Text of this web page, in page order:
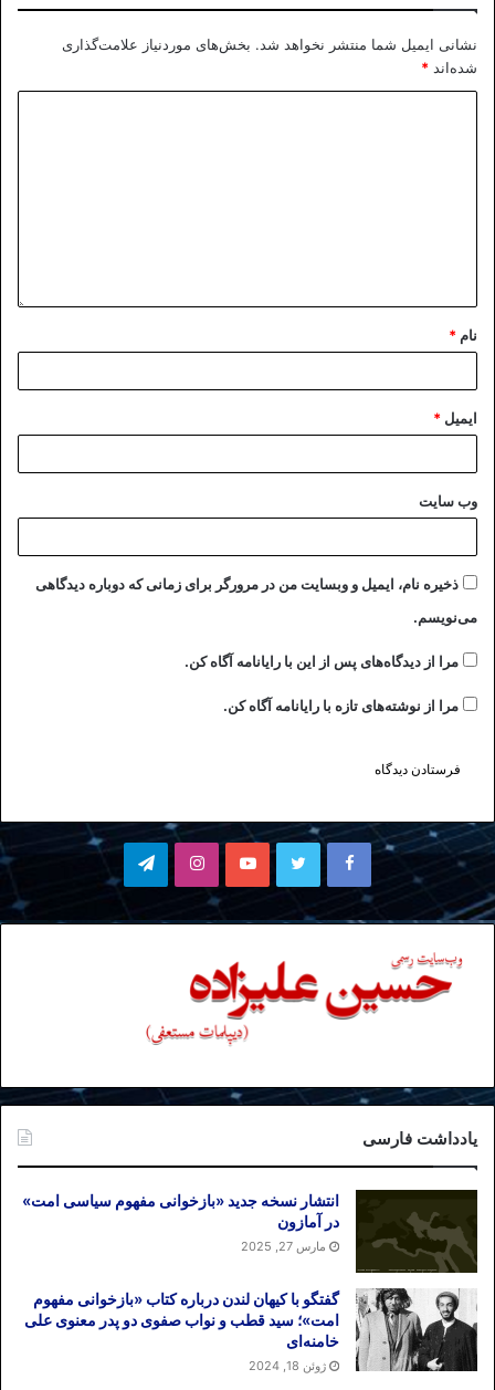
نشانی ایمیل شما منتشر نخواهد شد. بخش‌های موردنیاز علامت‌گذاری
شده‌اند *
نام *
ایمیل *
وب‌ سایت
ذخیره نام، ایمیل و وبسایت من در مرورگر برای زمانی که دوباره دیدگاهی
می‌نویسم.
مرا از دیدگاه‌های پس از این با رایانامه آگاه کن.
مرا از نوشته‌های تازه با رایانامه آگاه کن.
فیسبوک توییتر یوتیوباینستاگرامتلگرام
یادداشت فارسی
انتشار نسخه جدید «بازخوانی مفهوم سیاسی امت»
در آمازون
مارس 27, 2025
گفتگو با کیهان لندن درباره کتاب «بازخوانی مفهوم
امت»؛ سید قطب و نواب صفوی دو پدر معنوی علی
خامنه‌ای
ژوئن 18, 2024